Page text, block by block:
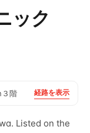
ック
階 経路を表示
Listed on the